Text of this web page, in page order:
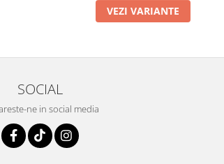
VEZI VARIANTE
SOCIAL
ne in social media